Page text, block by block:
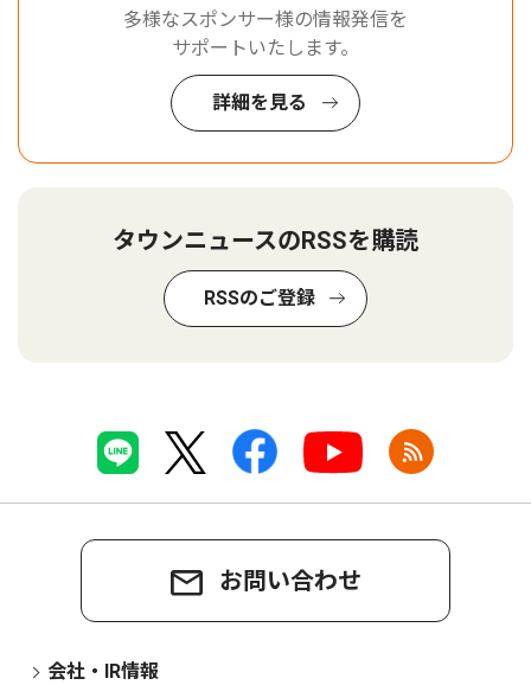
多様なスポンサー様の情報発信を
サポートいたします。
詳細を見る
タウンニュースのRSSを購読
RSSのご登録
お問い合わせ
会社・IR情報